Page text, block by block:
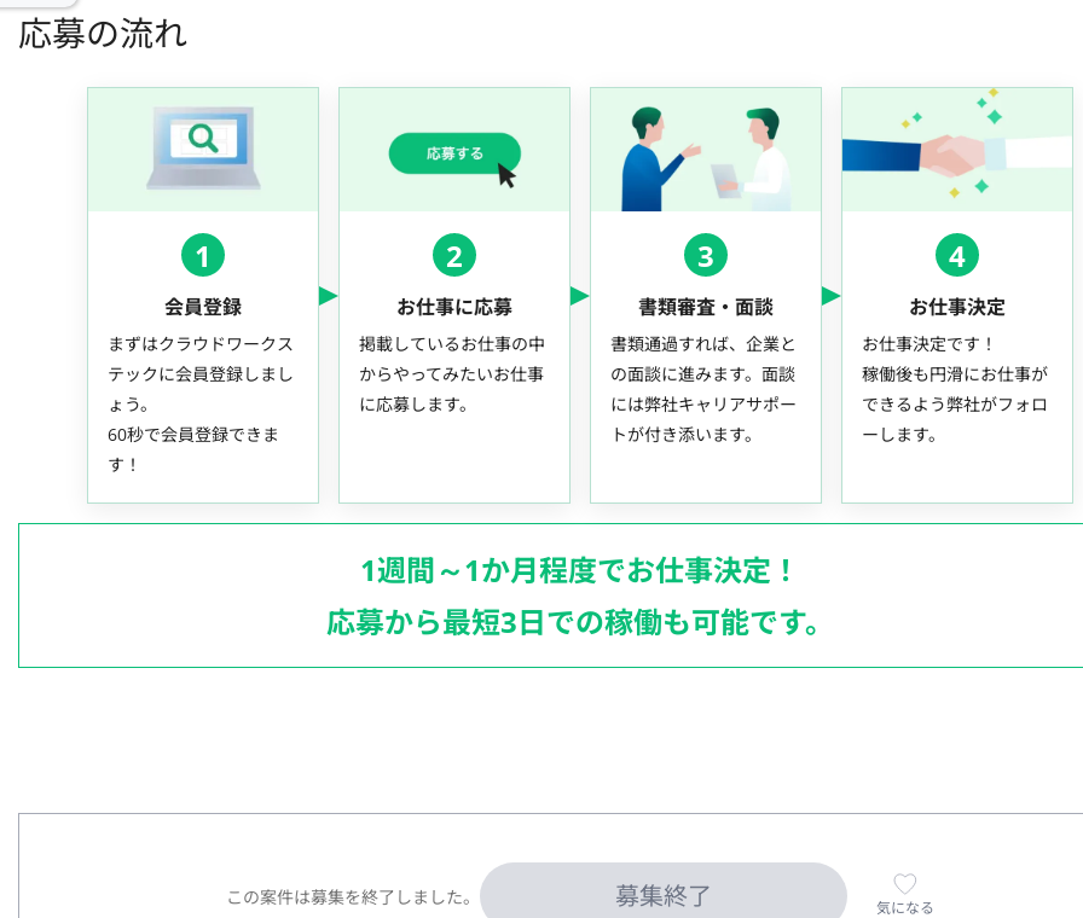
応募の流れ
1
会員登録
まずはクラウドワークス
テックに会員登録しまし
ょう。
60秒で会員登録できま
す！
2
お仕事に応募
掲載しているお仕事の中
からやってみたいお仕事
に応募します。
3
書類審査・面談
書類通過すれば、企業と
の面談に進みます。面談
には弊社キャリアサポー
トが付き添います。
4
お仕事決定
お仕事決定です！
稼働後も円滑にお仕事が
できるよう弊社がフォロ
ーします。
1週間～1か月程度でお仕事決定！
応募から最短3日での稼働も可能です。
この案件は募集を終了しました。 募集終了 気になる